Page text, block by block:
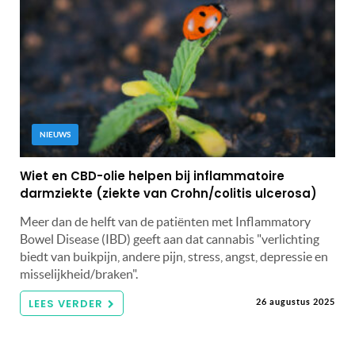
NIEUWS
Wiet en CBD-olie helpen bij inflammatoire
darmziekte (ziekte van Crohn/colitis ulcerosa)
Meer dan de helft van de patiënten met Inflammatory
Bowel Disease (IBD) geeft aan dat cannabis "verlichting
biedt van buikpijn, andere pijn, stress, angst, depressie en
misselijkheid/braken".
LEES VERDER 26 augustus 2025